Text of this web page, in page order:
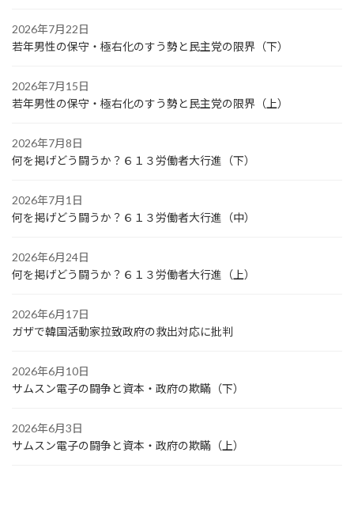
2026年7月22日
若年男性の保守・極右化のすう勢と民主党の限界（下）
2026年7月15日
若年男性の保守・極右化のすう勢と民主党の限界（上）
2026年7月8日
何を掲げどう闘うか？６１３労働者大行進（下）
2026年7月1日
何を掲げどう闘うか？６１３労働者大行進（中）
2026年6月24日
何を掲げどう闘うか？６１３労働者大行進（上）
2026年6月17日
ガザで韓国活動家拉致政府の救出対応に批判
2026年6月10日
サムスン電子の闘争と資本・政府の欺瞞（下）
2026年6月3日
サムスン電子の闘争と資本・政府の欺瞞（上）